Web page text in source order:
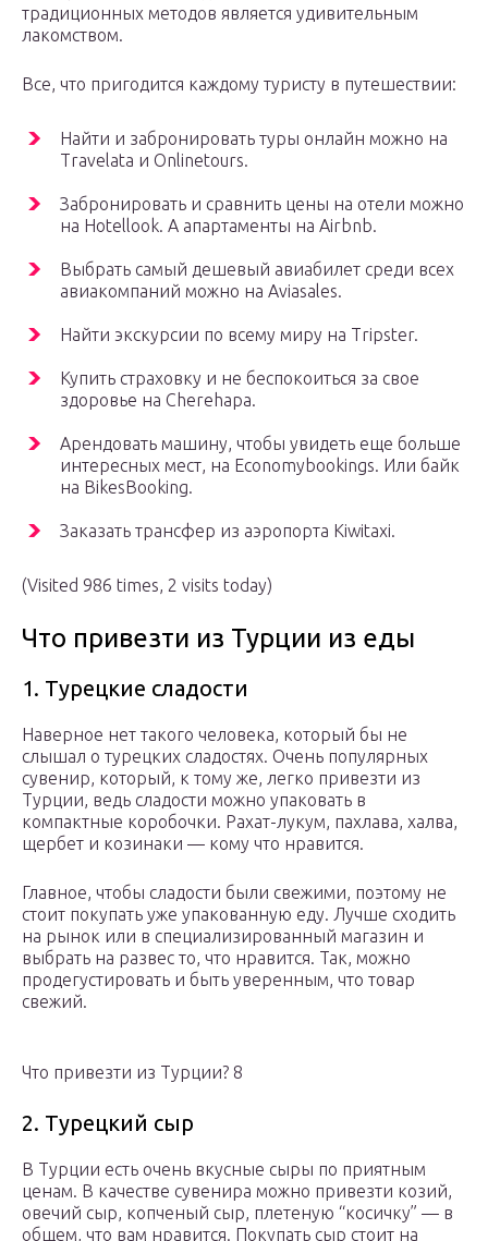
традиционных методов является удивительным
лакомством.
Все, что пригодится каждому туристу в путешествии:
Найти и забронировать туры онлайн можно на
Travelata и Onlinetours.
Забронировать и сравнить цены на отели можно
на Hotellook. А апартаменты на Airbnb.
Выбрать самый дешевый авиабилет среди всех
авиакомпаний можно на Aviasales.
Найти экскурсии по всему миру на Tripster.
Купить страховку и не беспокоиться за свое
здоровье на Cherehapa.
Арендовать машину, чтобы увидеть еще больше
интересных мест, на Economybookings. Или байк
на BikesBooking.
Заказать трансфер из аэропорта Kiwitaxi.
(Visited 986 times, 2 visits today)
Что привезти из Турции из еды
1. Турецкие сладости
Наверное нет такого человека, который бы не
слышал о турецких сладостях. Очень популярных
сувенир, который, к тому же, легко привезти из
Турции, ведь сладости можно упаковать в
компактные коробочки. Рахат-лукум, пахлава, халва,
щербет и козинаки — кому что нравится.
Главное, чтобы сладости были свежими, поэтому не
стоит покупать уже упакованную еду. Лучше сходить
на рынок или в специализированный магазин и
выбрать на развес то, что нравится. Так, можно
продегустировать и быть уверенным, что товар
свежий.
Что привезти из Турции? 8
2. Турецкий сыр
В Турции есть очень вкусные сыры по приятным
ценам. В качестве сувенира можно привезти козий,
овечий сыр, копченый сыр, плетеную “косичку” — в
общем, что вам нравится. Покупать сыр стоит на